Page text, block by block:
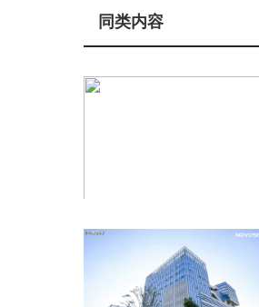
游戏响应更快、更流畅。
同类内容